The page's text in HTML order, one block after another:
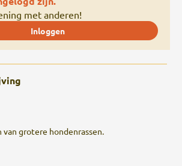
met anderen!
Inloggen
van grotere hondenrassen.